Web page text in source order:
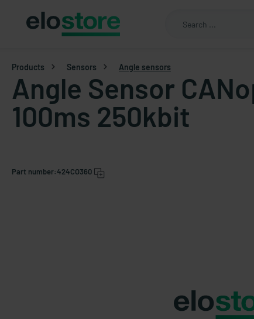
Products Sensors Angle sensors
Angle Sensor
100ms 250kbit
Part number:424CO360